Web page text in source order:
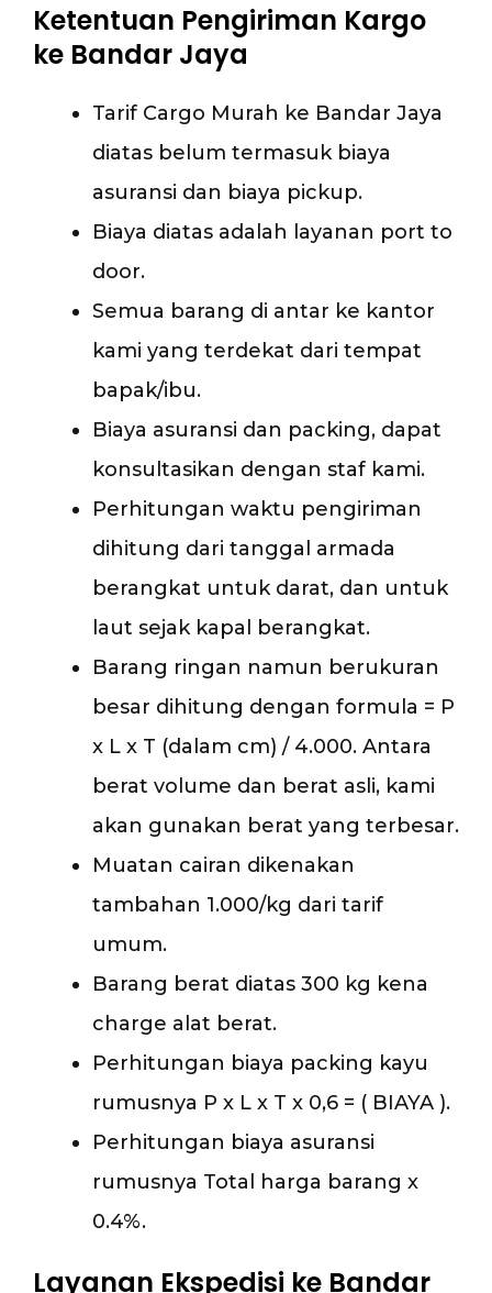
Ketentuan Pengiriman Kargo
ke Bandar Jaya
Tarif Cargo Murah ke Bandar Jaya
diatas belum termasuk biaya
asuransi dan biaya pickup.
Biaya diatas adalah layanan port to
door.
Semua barang di antar ke kantor
kami yang terdekat dari tempat
bapak/ibu.
Biaya asuransi dan packing, dapat
konsultasikan dengan staf kami.
Perhitungan waktu pengiriman
dihitung dari tanggal armada
berangkat untuk darat, dan untuk
laut sejak kapal berangkat.
Barang ringan namun berukuran
besar dihitung dengan formula = P
x L x T (dalam cm) / 4.000. Antara
berat volume dan berat asli, kami
akan gunakan berat yang terbesar.
Muatan cairan dikenakan
tambahan 1.000/kg dari tarif
umum.
Barang berat diatas 300 kg kena
charge alat berat.
Perhitungan biaya packing kayu
rumusnya P x L x T x 0,6 = ( BIAYA ).
Perhitungan biaya asuransi
rumusnya Total harga barang x
0.4%.
Layanan Ekspedisi ke Bandar